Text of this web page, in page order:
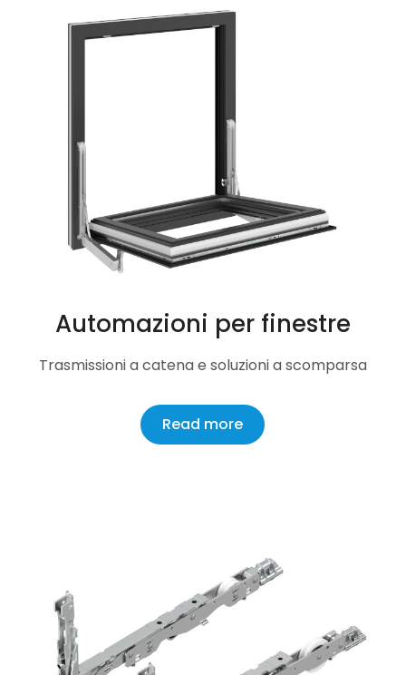
Automazioni per finestre
Trasmissioni a catena e soluzioni a scomparsa
Read more